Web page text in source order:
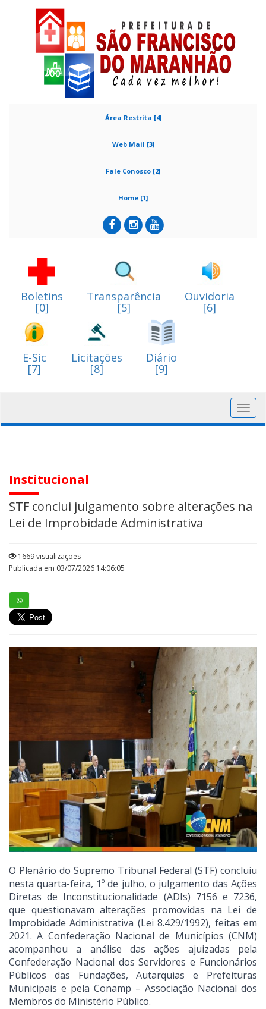
Área Restrita [4]
Web Mail [3]
Fale Conosco [2]
Home [1]
Boletins
[0]
Transparência
[5]
Ouvidoria
[6]
E-Sic
[7]
Licitações
[8]
Diário
[9]
Institucional
STF conclui julgamento sobre alterações na
Lei de Improbidade Administrativa
1669 visualizações
Publicada em 03/07/2026 14:06:05
O Plenário do Supremo Tribunal Federal (STF) concluiu
nesta quarta-feira, 1º de julho, o julgamento das Ações
Diretas de Inconstitucionalidade (ADIs) 7156 e 7236,
que questionavam alterações promovidas na Lei de
Improbidade Administrativa (Lei 8.429/1992), feitas em
2021. A Confederação Nacional de Municípios (CNM)
acompanhou a análise das ações ajuizadas pela
Confederação Nacional dos Servidores e Funcionários
Públicos das Fundações, Autarquias e Prefeituras
Municipais e pela Conamp – Associação Nacional dos
Membros do Ministério Público.